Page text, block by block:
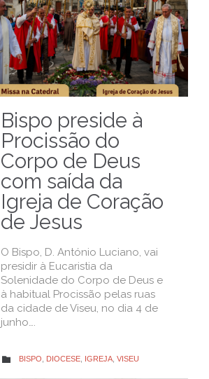
Bispo preside à
Procissão do
Corpo de Deus
com saída da
Igreja de Coração
de Jesus
O Bispo, D. António Luciano, vai
presidir à Eucaristia da
Solenidade do Corpo de Deus e
à habitual Procissão pelas ruas
da cidade de Viseu, no dia 4 de
junho….
 CATEGORY
BISPO DIOCESE IGREJA VISEU